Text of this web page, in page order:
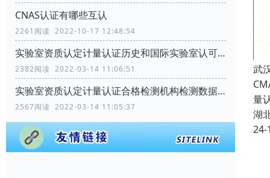
CNAS认证有哪些互认
2261阅读 2022-10-17 12:48:54
实验室资质认定计量认证历史和国际实验室认可情况如何？
2382阅读 2022-03-14 11:06:51
实验室资质认定计量认证合格检测机构检测数据和结果用途是什么？
2567阅读 2022-03-14 11:05:37
武
量
湖
24-